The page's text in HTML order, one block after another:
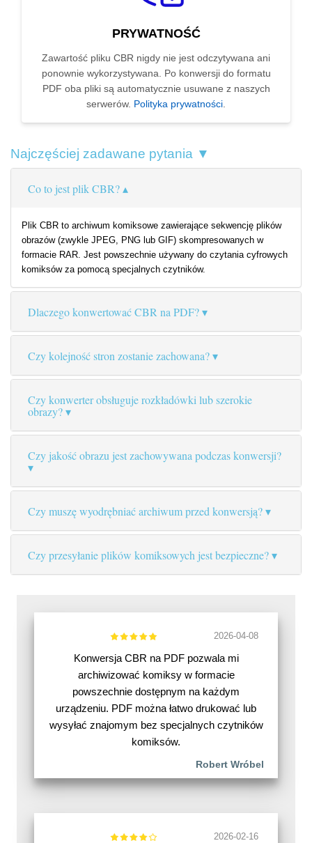
PRYWATNOŚĆ
Zawartość pliku CBR nigdy nie jest odczytywana ani
ponownie wykorzystywana. Po konwersji do formatu
PDF oba pliki są automatycznie usuwane z naszych
serwerów. Polityka prywatności.
Najczęściej zadawane pytania ▼
Co to jest plik CBR?
Plik CBR to archiwum komiksowe zawierające sekwencję plików
obrazów (zwykle JPEG, PNG lub GIF) skompresowanych w
formacie RAR. Jest powszechnie używany do czytania cyfrowych
komiksów za pomocą specjalnych czytników.
Dlaczego konwertować CBR na PDF?
Czy kolejność stron zostanie zachowana?
Czy konwerter obsługuje rozkładówki lub szerokie
obrazy?
Czy jakość obrazu jest zachowywana podczas konwersji?
Czy muszę wyodrębniać archiwum przed konwersją?
Czy przesyłanie plików komiksowych jest bezpieczne?
2026-04-08
Konwersja CBR na PDF pozwala mi
archiwizować komiksy w formacie
powszechnie dostępnym na każdym
urządzeniu. PDF można łatwo drukować lub
wysyłać znajomym bez specjalnych czytników
komiksów.
Robert Wróbel
2026-02-16